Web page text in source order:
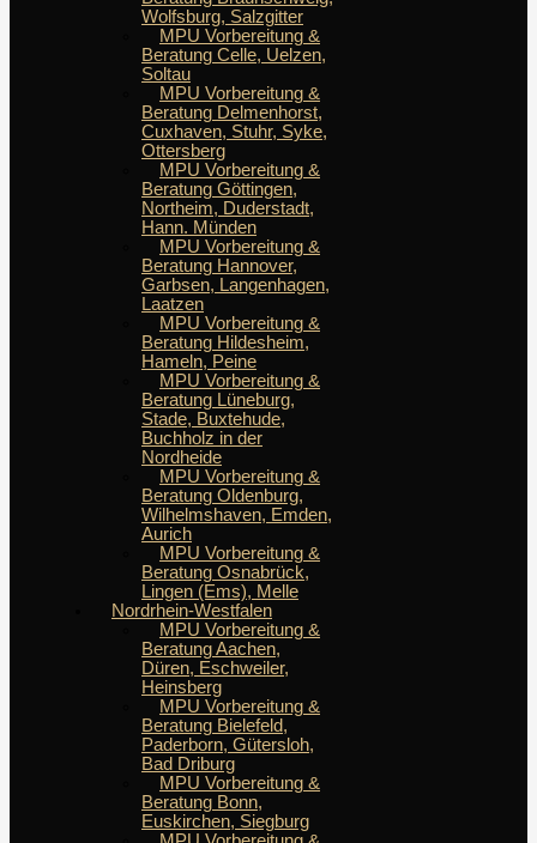
Wolfsburg, Salzgitter
MPU Vorbereitung &
Beratung Celle, Uelzen,
Soltau
MPU Vorbereitung &
Beratung Delmenhorst,
Cuxhaven, Stuhr, Syke,
Ottersberg
MPU Vorbereitung &
Beratung Göttingen,
Northeim, Duderstadt,
Hann. Münden
MPU Vorbereitung &
Beratung Hannover,
Garbsen, Langenhagen,
Laatzen
MPU Vorbereitung &
Beratung Hildesheim,
Hameln, Peine
MPU Vorbereitung &
Beratung Lüneburg,
Stade, Buxtehude,
Buchholz in der
Nordheide
MPU Vorbereitung &
Beratung Oldenburg,
Wilhelmshaven, Emden,
Aurich
MPU Vorbereitung &
Beratung Osnabrück,
Lingen (Ems), Melle
Nordrhein-Westfalen
MPU Vorbereitung &
Beratung Aachen,
Düren, Eschweiler,
Heinsberg
MPU Vorbereitung &
Beratung Bielefeld,
Paderborn, Gütersloh,
Bad Driburg
MPU Vorbereitung &
Beratung Bonn,
Euskirchen, Siegburg